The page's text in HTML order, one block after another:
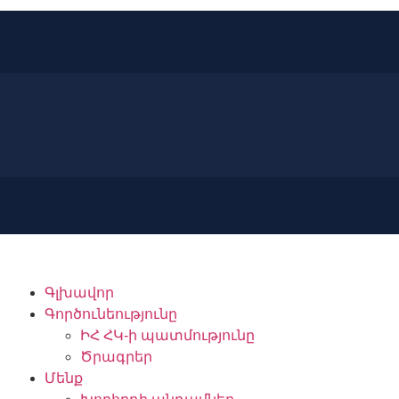
Գլխավոր
Գործունեությունը
ԻՀ ՀԿ-ի պատմությունը
Ծրագրեր
Մենք